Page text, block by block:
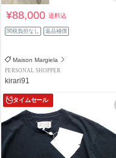
¥88,000送料込
関税負担なし 返品補償
Maison Margiela
PERSONAL SHOPPER
kirari91
タイムセール